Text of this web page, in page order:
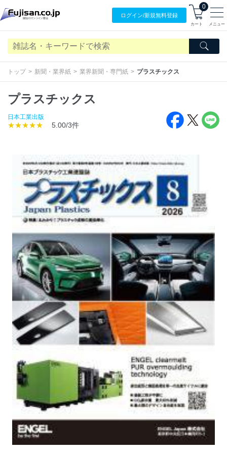
ログイン/新規無料登録
0
カート メニュー
トップ 新聞・業界紙 業界新聞・専門紙 プラスチックス
プラスチックス
日本工業出版
★★★★★ 5.00/3件